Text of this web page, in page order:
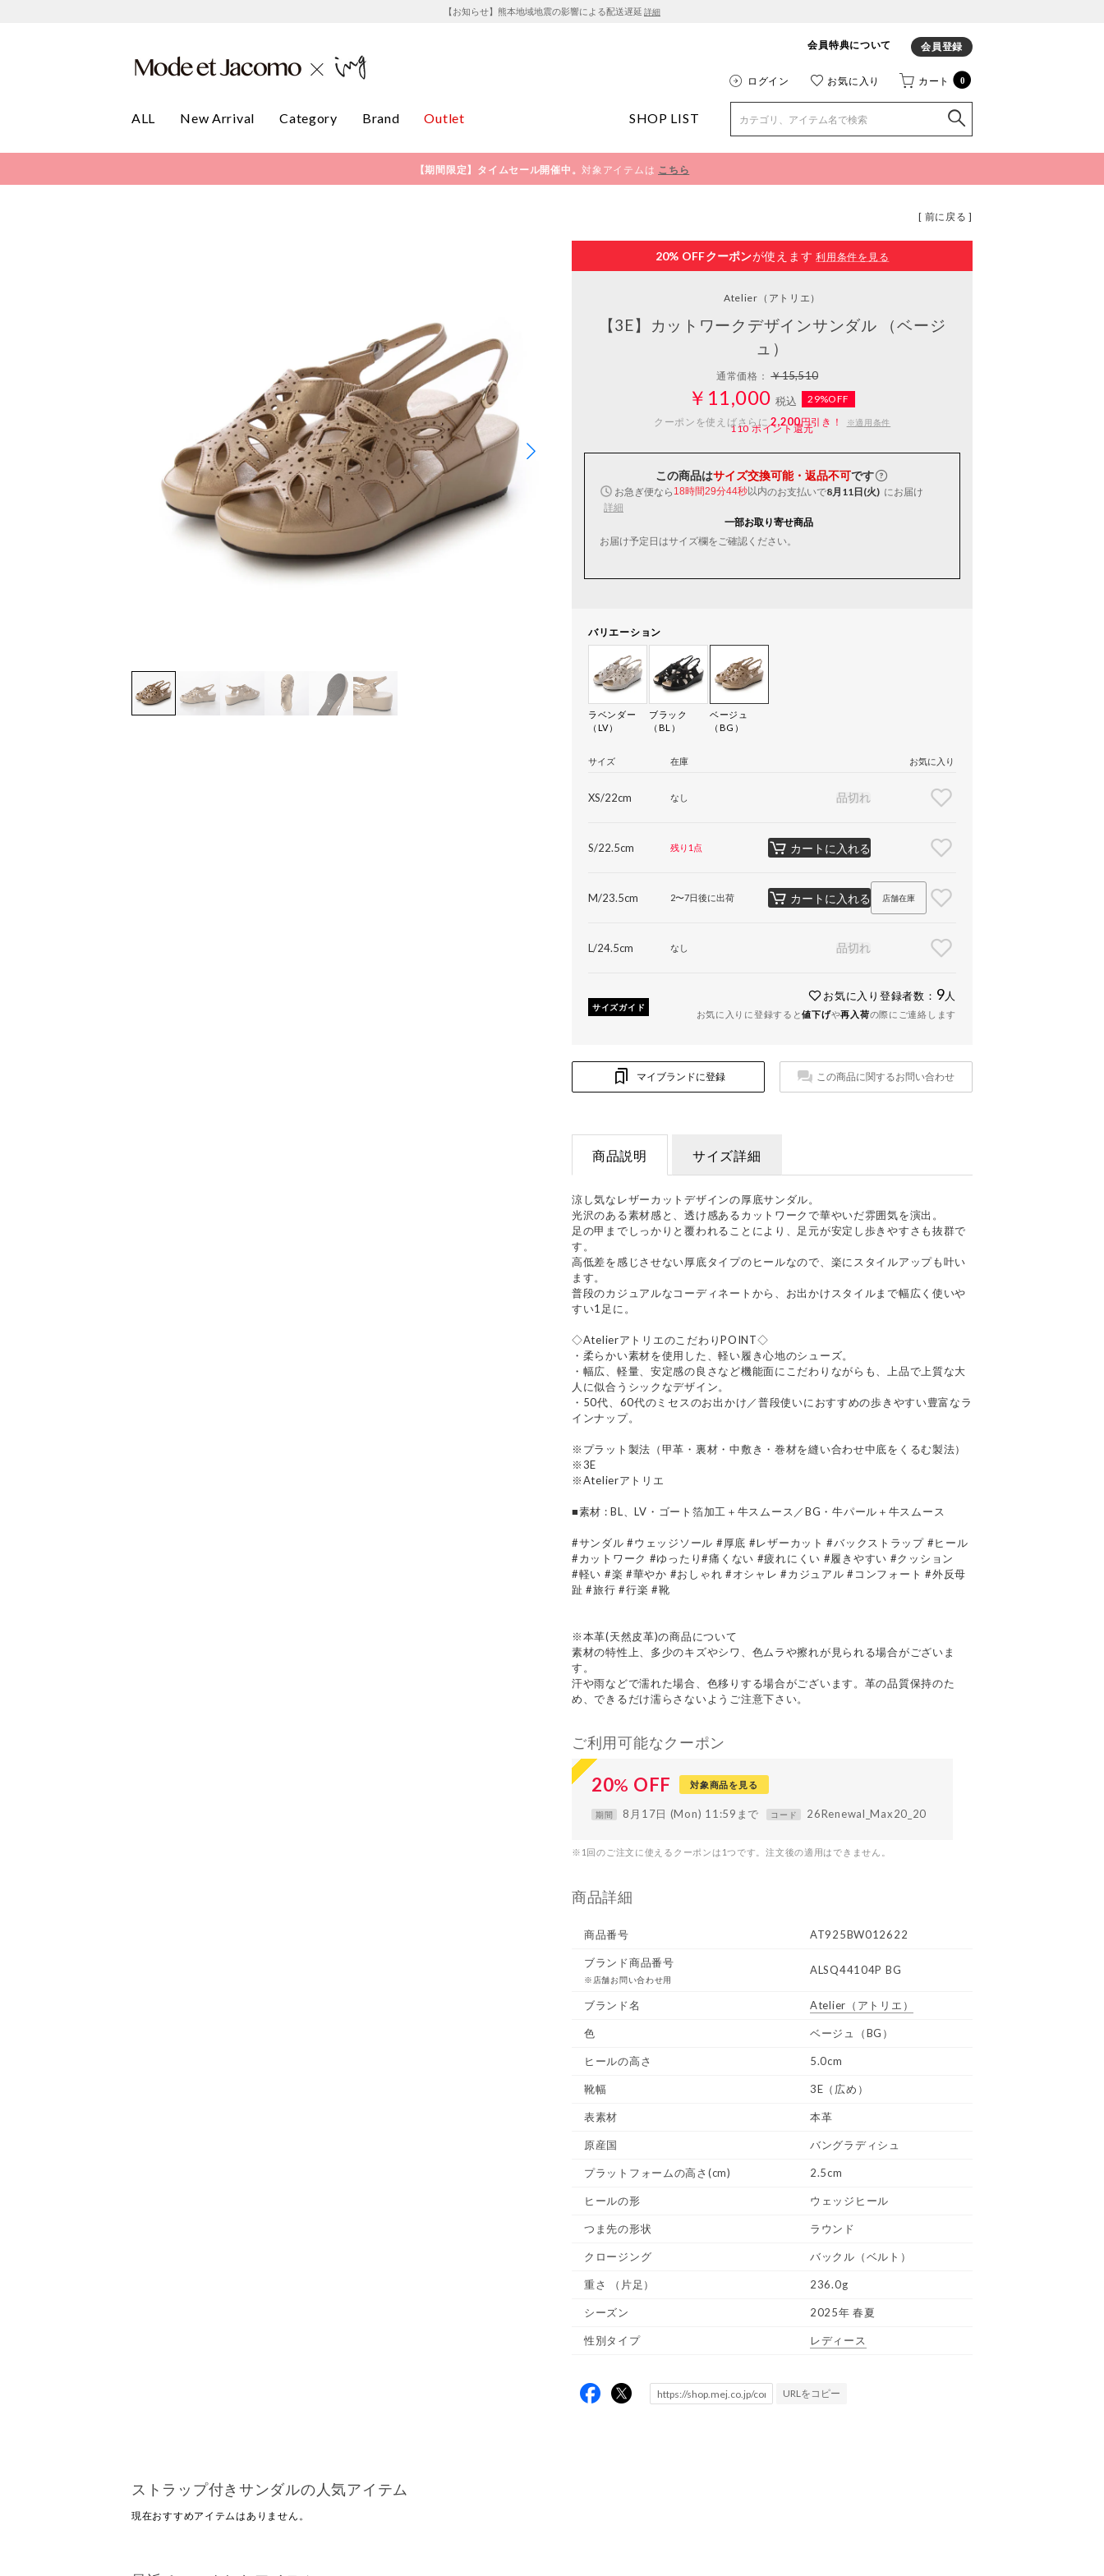
【お知らせ】熊本地域地震の影響による配送遅延 詳細
会員特典について 会員登録
ログイン お気に入り カート 0
ALL New Arrival Category Brand Outlet SHOP LIST
【期間限定】タイムセール開催中。対象アイテムは こちら
[ 前に戻る ]
20% OFFクーポンが使えます 利用条件を見る
Atelier （アトリエ）
【3E】カットワークデザインサンダル （ベージ
ュ）
通常価格：￥15,510
￥11,000 税込
29%OFF
クーポンを使えばさらに2,200円引き！ ※適用条件
110ポイント還元
この商品はサイズ交換可能・返品不可です
お急ぎ便なら 18時間29分43秒以内のお支払いで8月11日(火) にお届け
詳細
一部お取り寄せ商品
お届け予定日はサイズ欄をご確認ください。
バリエーション
ラベンダー
（LV）
ブラック
（BL）
ベージュ
（BG）
サイズ 在庫 お気に入り
XS/22cm なし 品切れ
S/22.5cm 残り1点 カートに入れる
M/23.5cm 2〜7日後に出荷 カートに入れる 店舗在庫
L/24.5cm なし 品切れ
サイズガイド
お気に入り登録者数： 9 人
お気に入りに登録すると値下げや再入荷の際にご連絡します
マイブランドに登録 この商品に関するお問い合わせ
商品説明 サイズ詳細
涼し気なレザーカットデザインの厚底サンダル。
光沢のある素材感と、透け感あるカットワークで華やいだ雰囲気を演出。
足の甲までしっかりと覆われることにより、足元が安定し歩きやすさも抜群で
す。
高低差を感じさせない厚底タイプのヒールなので、楽にスタイルアップも叶い
ます。
普段のカジュアルなコーディネートから、お出かけスタイルまで幅広く使いや
すい1足に。
◇AtelierアトリエのこだわりPOINT◇
・柔らかい素材を使用した、軽い履き心地のシューズ。
・幅広、軽量、安定感の良さなど機能面にこだわりながらも、上品で上質な大
人に似合うシックなデザイン。
・50代、60代のミセスのお出かけ／普段使いにおすすめの歩きやすい豊富なラ
インナップ。
※プラット製法（甲革・裏材・中敷き・巻材を縫い合わせ中底をくるむ製法）
※3E
※Atelierアトリエ
■素材 : BL、LV・ゴート箔加工＋牛スムース／BG・牛パール＋牛スムース
#サンダル #ウェッジソール #厚底 #レザーカット #バックストラップ #ヒール
#カットワーク #ゆったり#痛くない #疲れにくい #履きやすい #クッション
#軽い #楽 #華やか #おしゃれ #オシャレ #カジュアル #コンフォート #外反母
趾 #旅行 #行楽 #靴
※本革(天然皮革)の商品について
素材の特性上、多少のキズやシワ、色ムラや擦れが見られる場合がございま
す。
汗や雨などで濡れた場合、色移りする場合がございます。革の品質保持のた
め、できるだけ濡らさないようご注意下さい。
ご利用可能なクーポン
20% OFF 対象商品を見る
期間 8月17日 (Mon) 11:59まで コード 26Renewal_Max20_20
※1回のご注文に使えるクーポンは1つです。注文後の適用はできません。
商品詳細
商品番号 AT925BW012622
ブランド商品番号
※店舗お問い合わせ用
ALSQ44104P BG
ブランド名 Atelier （アトリエ）
色 ベージュ（BG）
ヒールの高さ 5.0cm
靴幅 3E（広め）
表素材 本革
原産国 バングラディシュ
プラットフォームの高さ(cm) 2.5cm
ヒールの形 ウェッジヒール
つま先の形状 ラウンド
クロージング バックル（ベルト）
重さ （片足） 236.0g
シーズン 2025年 春夏
性別タイプ レディース
URLをコピー
ストラップ付きサンダルの人気アイテム
現在おすすめアイテムはありません。